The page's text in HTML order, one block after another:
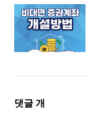
댓
댓글 개